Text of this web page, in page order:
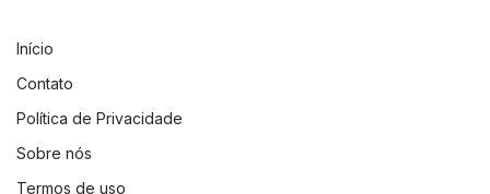
Início
Contato
Política de Privacidade
Sobre nós
Termos de uso